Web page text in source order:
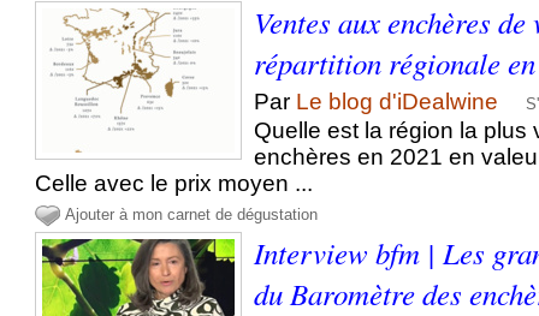
Ventes aux enchères
répartition régionale
Par Le blog d'iDealwine
Quelle est la région la plus
enchères en 2021 en
Celle avec le prix moyen ...
Ajouter à mon carnet de dégustation
Interview bfm | Les
du Baromètre des